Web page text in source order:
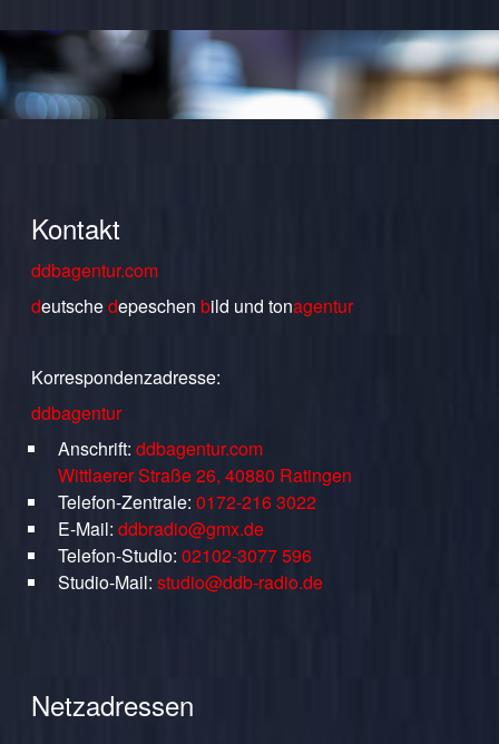
Kontakt
ddbagentur.com
deutschedepeschen bild undtonagentur
Korrespondenzadresse:
ddbagentur
Anschrift: ddbagentur.com
Wittlaerer Straße 26, 40880 Ratingen
Telefon-Zentrale: 0172-216 3022
E-Mail: ddbradio@gmx.de
Telefon-Studio: 02102-3077 596
Studio-Mail: studio@ddb-radio.de
Netzadressen